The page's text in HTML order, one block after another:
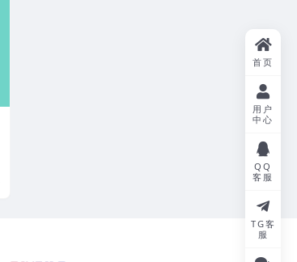
首页
用户
中心
QQ
客服
TG客
服